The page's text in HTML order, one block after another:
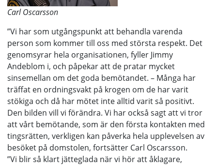
Carl Oscarsson
”Vi har som utgångspunkt att behandla varenda
person som kommer till oss med största respekt. Det
genomsyrar hela organisationen, fyller Jimmy
Andeblom i, och påpekar att de pratar mycket
sinsemellan om det goda bemötandet. – Många har
träffat en ordningsvakt på krogen om de har varit
stökiga och då har mötet inte alltid varit så positivt.
Den bilden vill vi förändra. Vi har också sagt att vi tror
att vårt bemötande, som är den första kontakten med
tingsrätten, verkligen kan påverka hela upplevelsen av
besöket på domstolen, fortsätter Carl Oscarsson.
”Vi blir så klart jätteglada när vi hör att åklagare,